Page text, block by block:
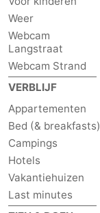
Weer
Webcam
Langstraat
Webcam Strand
VERBLIJF
Appartementen
Bed (& breakfasts)
Campings
Hotels
Vakantiehuizen
Last minutes